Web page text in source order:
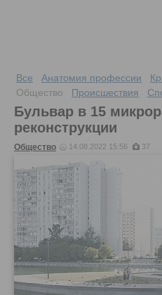
Все Анатомия профессии
Общество
Происшествия
Бульвар в 15
реконструкции
Общество 14.08.2022 15:56 37